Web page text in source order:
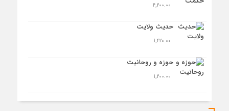
4,200.00
حدیث ولایت
1,420.00
حوزه و روحانیت
1,200.00